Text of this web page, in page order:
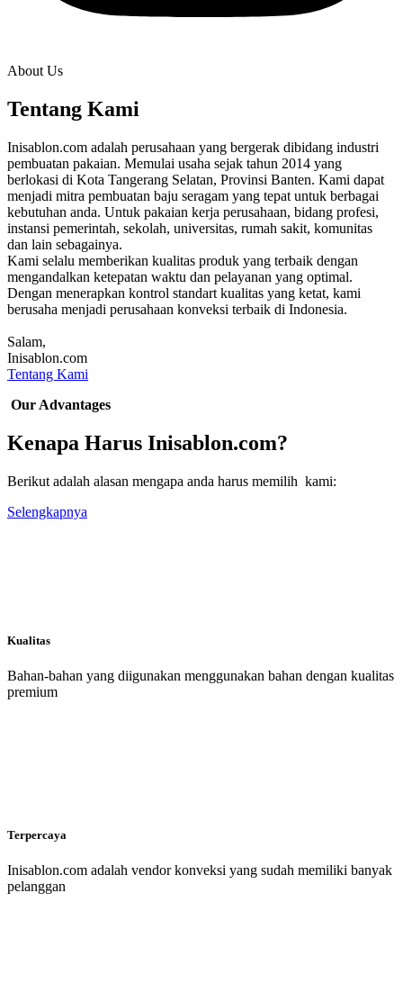
About Us
Tentang Kami
Inisablon.com adalah perusahaan yang bergerak dibidang industri
pembuatan pakaian. Memulai usaha sejak tahun 2014 yang
berlokasi di Kota Tangerang Selatan, Provinsi Banten. Kami dapat
menjadi mitra pembuatan baju seragam yang tepat untuk berbagai
kebutuhan anda. Untuk pakaian kerja perusahaan, bidang profesi,
instansi pemerintah, sekolah, universitas, rumah sakit, komunitas
dan lain sebagainya.
Kami selalu memberikan kualitas produk yang terbaik dengan
mengandalkan ketepatan waktu dan pelayanan yang optimal.
Dengan menerapkan kontrol standart kualitas yang ketat, kami
berusaha menjadi perusahaan konveksi terbaik di Indonesia.
Salam,
Inisablon.com
Tentang Kami
Our Advantages
Kenapa Harus Inisablon.com?
Berikut adalah alasan mengapa anda harus memilih kami:
Selengkapnya
Kualitas
Bahan-bahan yang diigunakan menggunakan bahan dengan kualitas
premium
Terpercaya
Inisablon.com adalah vendor konveksi yang sudah memiliki banyak
pelanggan